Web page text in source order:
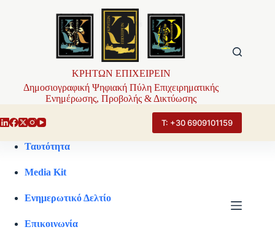
ΚΡΗΤΩΝ ΕΠΙΧΕΙΡΕΙΝ
Δημοσιογραφική Ψηφιακή Πύλη Επιχειρηματικής
Ενημέρωσης, Προβολής & Δικτύωσης
Τ: +30 6909101159
Ταυτότητα
Media Kit
Ενημερωτικό Δελτίο
Επικοινωνία